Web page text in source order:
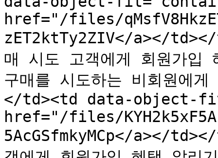
href="/files/
zET2ktTy2ZIV</a></
매 시도 고객에게 회원가
구매를 시도하는 비회원에
</td><td data-object-
href="/files/
5AcGSfmkyMCp</a></